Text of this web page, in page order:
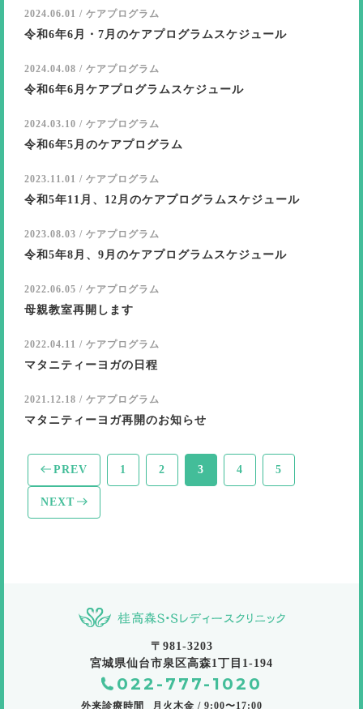
2024.06.01 / ケアプログラム
令和6年6月・7月のケアプログラムスケジュール
2024.04.08 / ケアプログラム
令和6年6月ケアプログラムスケジュール
2024.03.10 / ケアプログラム
令和6年5月のケアプログラム
2023.11.01 / ケアプログラム
令和5年11月、12月のケアプログラムスケジュール
2023.08.03 / ケアプログラム
令和5年8月、9月のケアプログラムスケジュール
2022.06.05 / ケアプログラム
母親教室再開します
2022.04.11 / ケアプログラム
マタニティーヨガの日程
2021.12.18 / ケアプログラム
マタニティーヨガ再開のお知らせ
PREV 1 2 3 4 5
NEXT
〒981-3203
宮城県仙台市泉区高森1丁目1-194
022-777-1020
外来診療時間 月火木金 / 9:00〜17:00